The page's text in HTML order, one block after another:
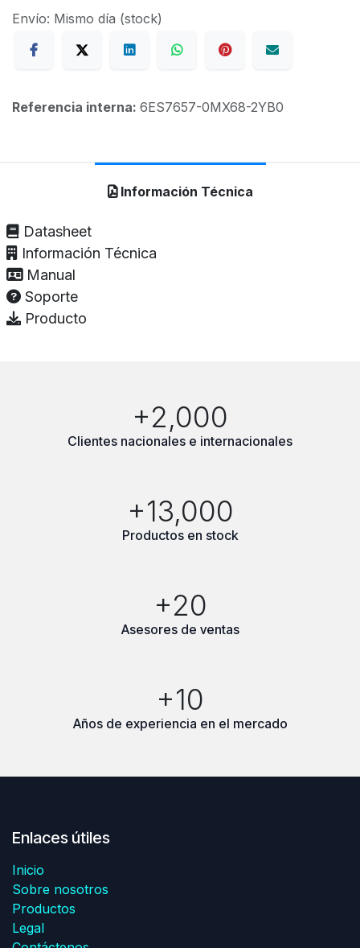
Envío: Mismo día (stock)
Referencia interna: 6ES7657-0MX68-2YB0
Información Técnica
Datasheet
Información Técnica
Manual
Soporte
Producto
+2,000
Clientes nacionales e internacionales
+13,000
Productos en stock
+20
Asesores de ventas
+10
Años de experiencia en el mercado
Enlaces útiles
Inicio
Sobre nosotros
Productos
Legal